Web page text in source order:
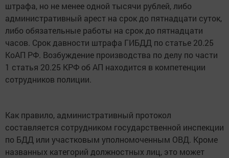
штрафа, но не менее одной тысячи рублей, либо
административный арест на срок до пятнадцати суток,
либо обязательные работы на срок до пятнадцати
часов. Срок давности штрафа ГИБДД по статье 20.25
КоАП РФ. Возбуждение производства по делу по части
1 статья 20.25 КРФ об АП находится в компетенции
сотрудников полиции.
Как правило, административный протокол
составляется сотрудником государственной инспекции
по БДД или участковым уполномоченным ОВД. Кроме
названных категорий должностных лиц, это может